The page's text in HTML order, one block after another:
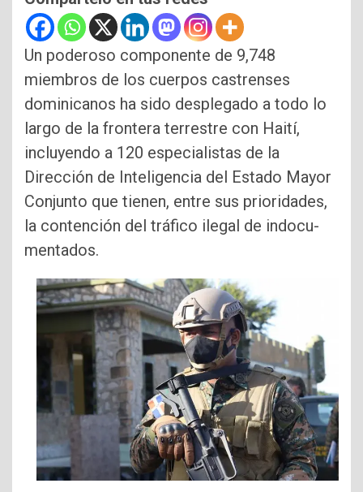
Un poderoso componente de 9,748
miembros de los cuerpos castrenses
domini­canos ha sido desplegado a todo lo
largo de la frontera terrestre con Haití,
inclu­yendo a 120 especialistas de la
Dirección de Inteligen­cia del Estado Mayor
Con­junto que tienen, entre sus prioridades,
la contención del tráfico ilegal de indocu­
mentados.